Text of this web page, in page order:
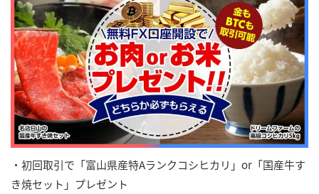
・初回取引で「富山県産特Aランクコシヒカリ」or「国産牛す
き焼セット」プレゼント